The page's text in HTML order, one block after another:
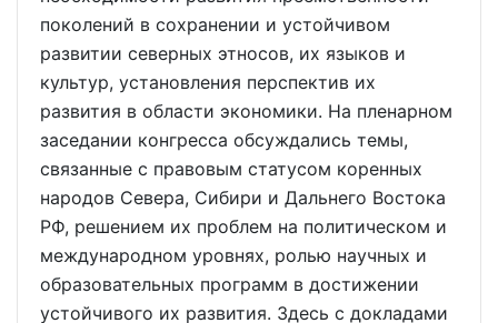
поколений в сохранении и устойчивом
развитии северных этносов, их языков и
культур, установления перспектив их
развития в области экономики. На пленарном
заседании конгресса обсуждались темы,
связанные с правовым статусом коренных
народов Севера, Сибири и Дальнего Востока
РФ, решением их проблем на политическом и
международном уровнях, ролью научных и
образовательных программ в достижении
устойчивого их развития. Здесь с докладами